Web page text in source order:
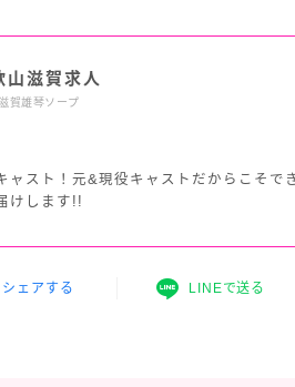
山滋賀求人
賀雄琴ソープ
ャスト！元&現役キャストだからこそで
けします!!
シェアする LINEで送る